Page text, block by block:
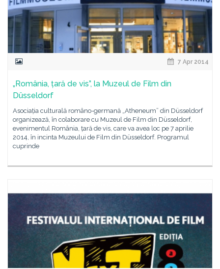
7 Apr 2014
„România, țară de vis”, la Muzeul de Film din
Düsseldorf
Asociația culturală româno-germană „Atheneum” din Düsseldorf
organizează, în colaborare cu Muzeul de Film din Düsseldorf,
evenimentul România, țară de vis, care va avea loc pe 7 aprilie
2014, în incinta Muzeului de Film din Düsseldorf. Programul
cuprinde